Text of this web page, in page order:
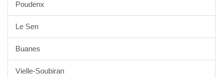
Poudenx
Le Sen
Buanes
Vielle-Soubiran